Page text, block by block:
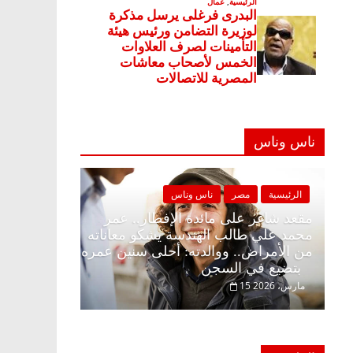
ناس وناس
الرئيسية مصر ناس وناس
مقعد شاغر على مائدة الإفطار.. عمر
محمد علي طالب الهندسة يشكو
من الأمراض.. ووالدته: أحلى سنين
بتضيع في السجن
15 مارس، 2026
وبلكونة بلا زينة
فاروق خبير
حلم الحرية ولمة